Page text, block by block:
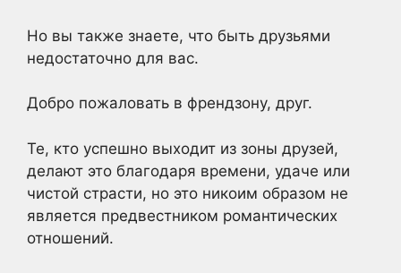
Но вы также знаете, что быть друзьями
недостаточно для вас.
Добро пожаловать в френдзону, друг.
Те, кто успешно выходит из зоны друзей,
делают это благодаря времени, удаче или
чистой страсти, но это никоим образом не
является предвестником романтических
отношений.